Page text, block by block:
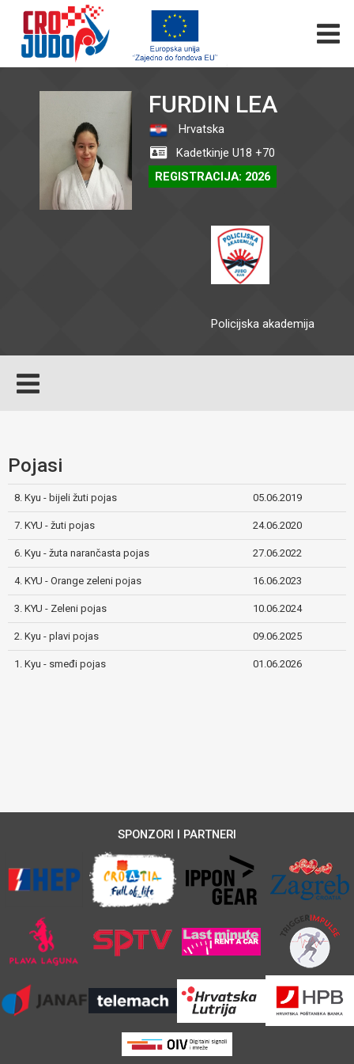
FURDIN LEA
Hrvatska
Kadetkinje U18 +70
REGISTRACIJA: 2026
Policijska akademija
Pojasi
8. Kyu - bijeli žuti pojas 05.06.2019
7. KYU - žuti pojas 24.06.2020
6. Kyu - žuta narančasta pojas 27.06.2022
4. KYU - Orange zeleni pojas 16.06.2023
3. KYU - Zeleni pojas 10.06.2024
2. Kyu - plavi pojas 09.06.2025
1. Kyu - smeđi pojas 01.06.2026
SPONZORI I PARTNERI